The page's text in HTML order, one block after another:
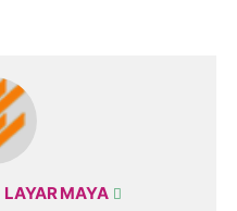
LAYAR MAYA